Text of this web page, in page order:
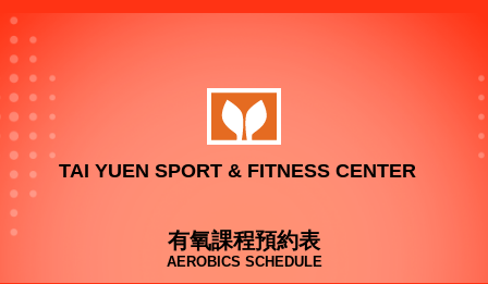
TAI YUEN SPORT & FITNESS CENTER
有氧課程預約表
AEROBICS SCHEDULE